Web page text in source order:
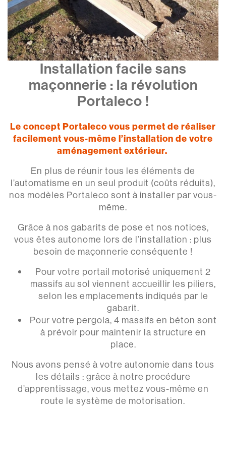
Installation facile sans
maçonnerie : la révolution
Portaleco !
Le concept Portaleco vous permet de réaliser
facilement vous-même l’installation de votre
aménagement extérieur.
En plus de réunir tous les éléments de
l’automatisme en un seul produit (coûts réduits),
nos modèles Portaleco sont à installer par vous-
même.
Grâce à nos gabarits de pose et nos notices,
vous êtes autonome lors de l’installation : plus
besoin de maçonnerie conséquente !
Pour votre portail motorisé uniquement 2
massifs au sol viennent accueillir les piliers,
selon les emplacements indiqués par le
gabarit.
Pour votre pergola, 4 massifs en béton sont
à prévoir pour maintenir la structure en
place.
Nous avons pensé à votre autonomie dans tous
les détails : grâce à notre procédure
d’apprentissage, vous mettez vous-même en
route le système de motorisation.